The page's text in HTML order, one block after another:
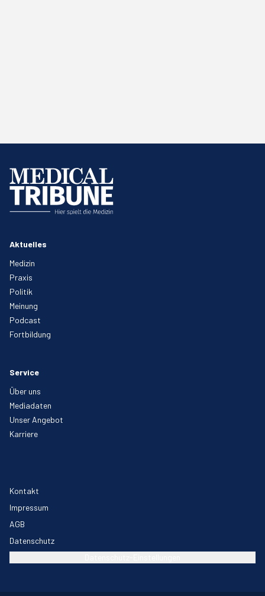
Aktuelles
Medizin
Praxis
Politik
Meinung
Podcast
Fortbildung
Service
Über uns
Mediadaten
Unser Angebot
Karriere
Kontakt
Impressum
AGB
Datenschutz